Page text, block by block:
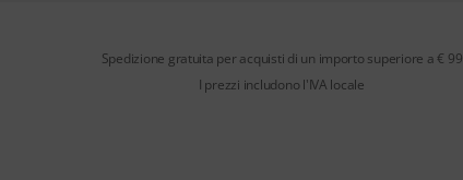
Spedizione gratuita per acquisti di un importo superiore a € 99
I prezzi includono l'IVA locale